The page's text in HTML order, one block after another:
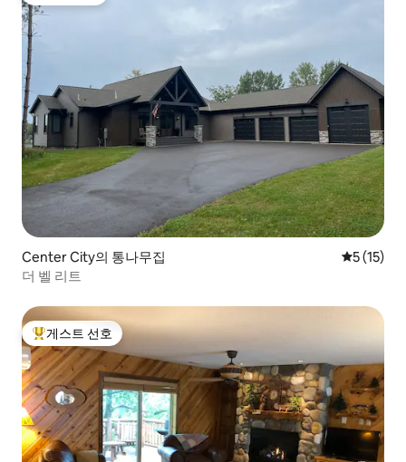
Center City의 통나무집 평점 5점
5 (15)
더 벨 리트
상위 게스트 선호
게스트 선호